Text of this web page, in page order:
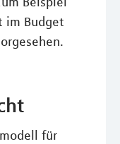
im Budget
für